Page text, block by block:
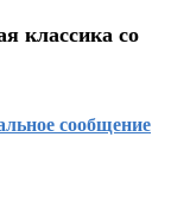
классика со
сообщение